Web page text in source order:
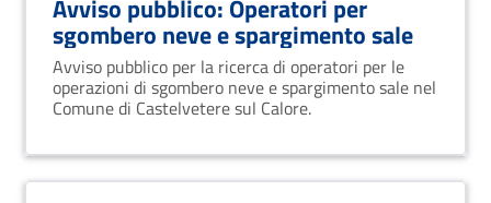
Avviso pubblico: Operatori per
sgombero neve e spargimento sale
Avviso pubblico per la ricerca di operatori per le
operazioni di sgombero neve e spargimento sale nel
Comune di Castelvetere sul Calore.